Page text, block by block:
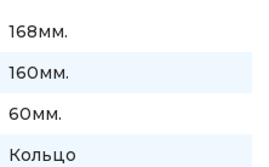
168мм.
160мм.
60мм.
Кольцо